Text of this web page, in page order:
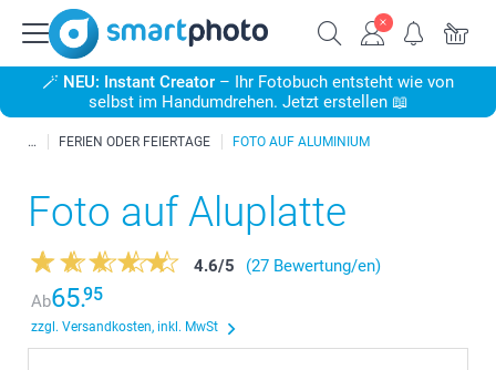
🪄 NEU: Instant Creator – Ihr Fotobuch entsteht wie von
selbst im Handumdrehen. Jetzt erstellen 📖
FERIEN ODER FEIERTAGE FOTO AUF ALUMINIUM
Foto auf Aluplatte
4.6/5
(27 Bewertung/en)
Ab65.95
zzgl. Versandkosten, inkl. MwSt